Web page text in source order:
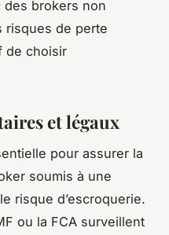
des brokers non
risques de perte
de choisir
et légaux
pour assurer la
soumis à une
risque d’escroquerie.
ou la FCA surveillent